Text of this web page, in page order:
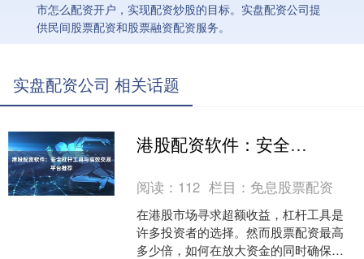
市怎么配资开户，实现配资炒股的目标。实盘配资公司提
供民间股票配资和股票融资配资服务。
实盘配资公司 相关话题
港股配资软件：安全杠杆工具与高效交易平台推荐
阅读： 112 栏目： 免息股票配资
在港股市场寻求超额收益，杠杆工具是
许多投资者的选择。然而股票配资最高
多少倍，如何在放大资金的同时确保安